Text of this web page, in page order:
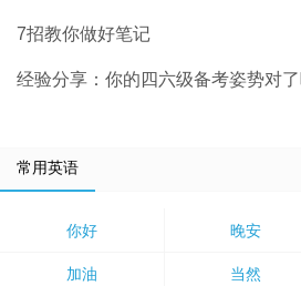
7招教你做好笔记
经验分享：你的四六级备考姿势对了
常用英语
你好 晚安
加油 当然